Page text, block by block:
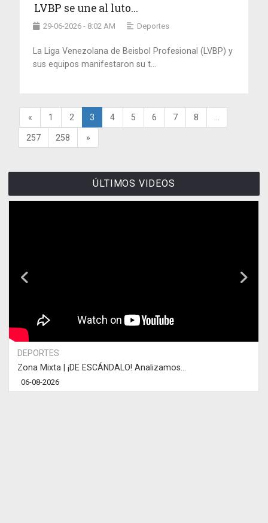
LVBP se une al luto...
29-06-2026 - 8:02 AM Deportes
La Liga Venezolana de Beisbol Profesional (LVBP) y
sus equipos manifestaron su t...
« 1 2 3 4 5 6 7 8
257 258 »
ÚLTIMOS VIDEOS
DEPORTES
Zona Mixta | ¡DE ESCÁNDALO! Analizamos...
06-08-2026